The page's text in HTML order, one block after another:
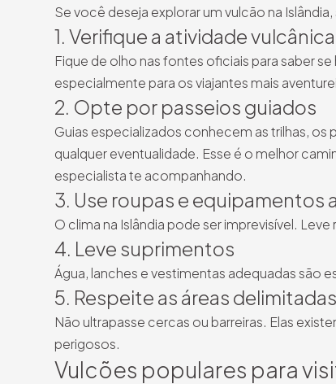
Se você deseja explorar um vulcão na
1. Verifique a atividade
Fique de olho nas fontes oficiais para saber
especialmente para os viajantes mais
2. Opte por passeios guiados
Guias especializados conhecem as trilhas,
qualquer eventualidade. Esse é o melhor
especialista te acompanhando.
3. Use roupas e equipamentos
O clima na Islândia pode ser imprevisível.
4. Leve suprimentos
Água, lanches e vestimentas adequadas são
5. Respeite as áreas delimitadas
Não ultrapasse cercas ou barreiras. Elas
perigosos.
Vulcões populares para